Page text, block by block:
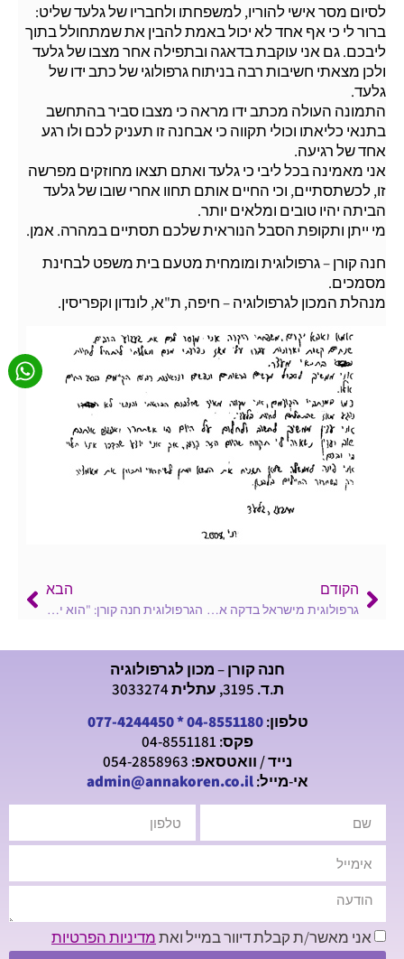
לסיום מסר אישי להוריו, למשפחתו ולחבריו של גלעד שליט:
ברור לי כי אף אחד לא יכול באמת להבין את שמתחולל בתוך
ליבכם. גם אני עוקבת בדאגה ובתפילה אחר מצבו של גלעד
ולכן מצאתי חשיבות רבה בניתוח גרפולוגי של כתב ידו של
גלעד.
התמונה העולה מכתב ידו מראה כי מצבו סביר בהתחשב
בתנאי כליאתו וכולי תקווה כי אבחנה זו תעניק לכם ולו רגע
אחד של רגיעה.
אני מאמינה בכל ליבי כי גלעד ואתם תצאו מחוזקים מפרשה
זו, לכשתסתיים, וכי החיים אותם תחוו אחרי שובו של גלעד
הביתה יהיו טובים ומלאים יותר.
מי ייתן ותקופת הסבל הנוראית שלכם תסתיים במהרה. אמן.
חנה קורן – גרפולוגית ומומחית מטעם בית משפט לבחינת
מסמכים.
מנהלת המכון לגרפולוגיה – חיפה, ת"א, לונדון וקפריסין.
הקודם
גרפולוגית מישראל בדקה את יומניו של "ג׳ק המרטש"
הבא
הגרפולוגית חנה קורן: "הוא ילד מבוהל" – אלי ואנונו
חנה קורן – מכון לגרפולוגיה
ת.ד. 3195, עתלית 3033274
טלפון:04-8551180
*
077-4244450
פקס: 04-8551181
נייד / וואטסאפ: 054-2858963
אי-מייל:admin@annakoren.co.il
אני מאשר/ת קבלת דיוור במייל ואתמדיניות הפרטיות